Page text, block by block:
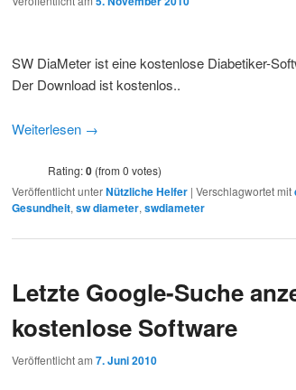
SW DiaMeter ist eine kostenlose Diabetiker-
Der Download ist kostenlos..
Weiterlesen →
Rating:0 (from 0 votes)
Veröffentlicht unterNützliche Helfer | Verschlagwortet mit
Gesundheit, sw diameter, swdiameter
Letzte Google-Suche
kostenlose Software
Veröffentlicht am 7. Juni 2010